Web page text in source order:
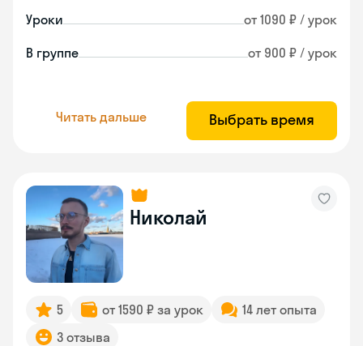
Уроки от 1090 ₽ / урок
В группе от 900 ₽ / урок
Читать дальше Выбрать время
Николай
5 от 1590 ₽ за урок
14 лет опыта
3 отзыва